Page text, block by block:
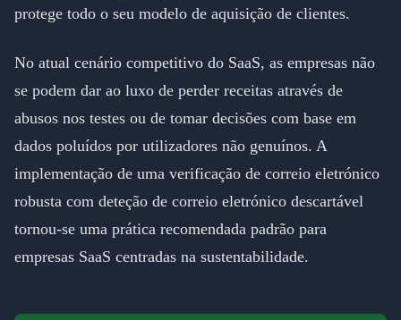
protege todo o seu modelo de aquisição de clientes.
No atual cenário competitivo do SaaS, as empresas não
se podem dar ao luxo de perder receitas através de
abusos nos testes ou de tomar decisões com base em
dados poluídos por utilizadores não genuínos. A
implementação de uma verificação de correio eletrónico
robusta com deteção de correio eletrónico descartável
tornou-se uma prática recomendada padrão para
empresas SaaS centradas na sustentabilidade.